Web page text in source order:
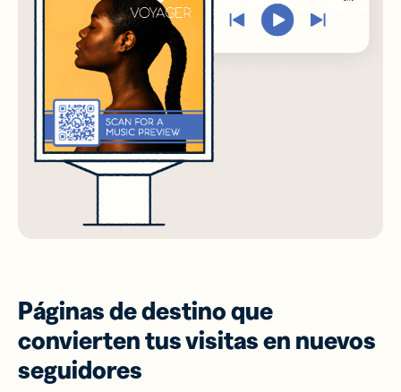
Páginas de destino que
convierten tus visitas en nuevos
seguidores